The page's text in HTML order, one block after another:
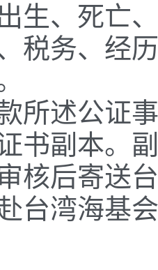
生、死亡
税务、经
述公证事
书副本。
核后寄送
台湾海基